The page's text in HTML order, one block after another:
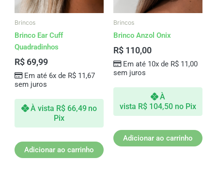
Brincos
Brinco Ear Cuff
Quadradinhos
R$ 69,99
Em até 6x de R$11,67
sem juros
À vista R$66,49 no
Pix
Adicionar ao carrinho
Brincos
Brinco Anzol Onix
R$ 110,00
Em até 10x de R$11,00
sem juros
À
vista R$ 104,50 no Pix
Adicionar ao carrinho